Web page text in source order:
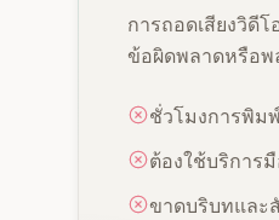
การถอดเสียงวิดี
ข้อผิดพลาดหรือพ
ชั่วโมงการพิม
ต้องใช้บริการ
ขาดบริบทแล